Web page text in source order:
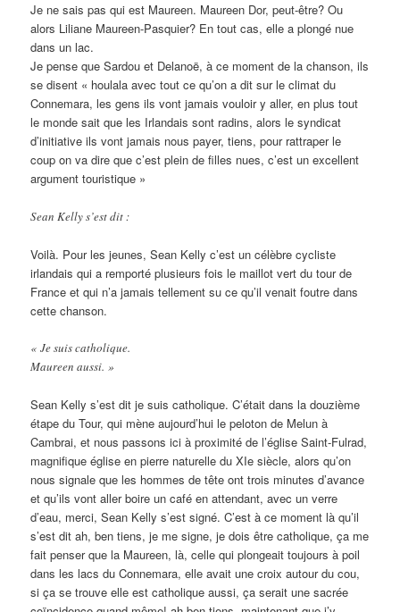
Je ne sais pas qui est Maureen. Maureen Dor, peut-être? Ou
alors Liliane Maureen-Pasquier? En tout cas, elle a plongé nue
dans un lac.
Je pense que Sardou et Delanoë, à ce moment de la chanson, ils
se disent « houlala avec tout ce qu’on a dit sur le climat du
Connemara, les gens ils vont jamais vouloir y aller, en plus tout
le monde sait que les Irlandais sont radins, alors le syndicat
d’initiative ils vont jamais nous payer, tiens, pour rattraper le
coup on va dire que c’est plein de filles nues, c’est un excellent
argument touristique »
Sean Kelly s’est dit :
Voilà. Pour les jeunes, Sean Kelly c’est un célèbre cycliste
irlandais qui a remporté plusieurs fois le maillot vert du tour de
France et qui n’a jamais tellement su ce qu’il venait foutre dans
cette chanson.
« Je suis catholique.
Maureen aussi. »
Sean Kelly s’est dit je suis catholique. C’était dans la douzième
étape du Tour, qui mène aujourd’hui le peloton de Melun à
Cambrai, et nous passons ici à proximité de l’église Saint-Fulrad,
magnifique église en pierre naturelle du XIe siècle, alors qu’on
nous signale que les hommes de tête ont trois minutes d’avance
et qu’ils vont aller boire un café en attendant, avec un verre
d’eau, merci, Sean Kelly s’est signé. C’est à ce moment là qu’il
s’est dit ah, ben tiens, je me signe, je dois être catholique, ça me
fait penser que la Maureen, là, celle qui plongeait toujours à poil
dans les lacs du Connemara, elle avait une croix autour du cou,
si ça se trouve elle est catholique aussi, ça serait une sacrée